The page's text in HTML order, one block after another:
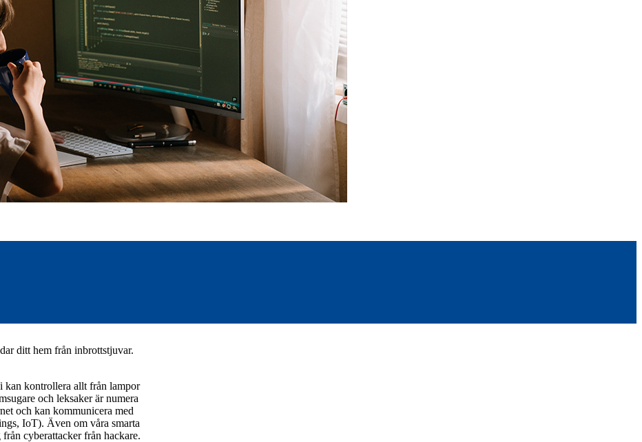
ditt hem från inbrottstjuvar.
kan kontrollera allt från lampor
och leksaker är numera
och kan kommunicera med
IoT). Även om våra smarta
cyberattacker från hackare.